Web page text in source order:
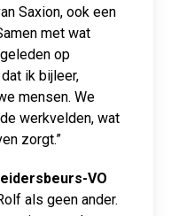
Saxion, ook een
met wat
op
ik bijleer,
mensen. We
werkvelden, wat
zorgt.”
VO
als geen ander.